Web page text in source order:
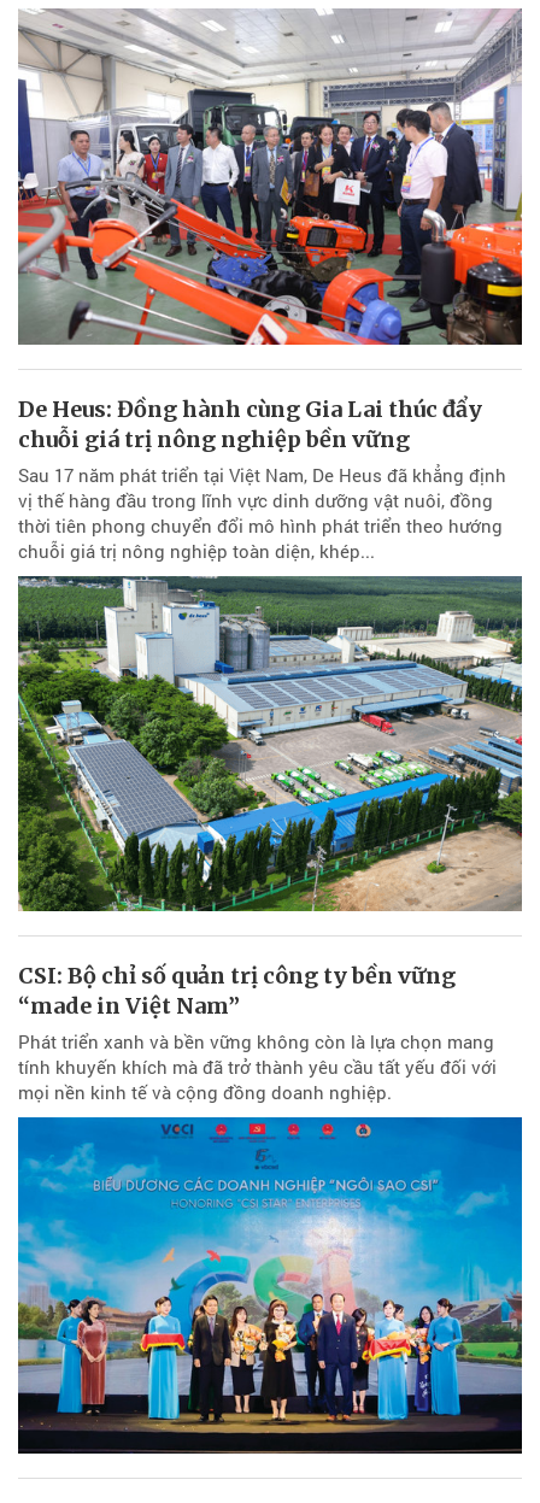
De Heus: Đồng hành cùng Gia Lai thúc đẩy
chuỗi giá trị nông nghiệp bền vững
Sau 17 năm phát triển tại Việt Nam, De Heus đã khẳng định
vị thế hàng đầu trong lĩnh vực dinh dưỡng vật nuôi, đồng
thời tiên phong chuyển đổi mô hình phát triển theo hướng
chuỗi giá trị nông nghiệp toàn diện, khép...
CSI: Bộ chỉ số quản trị công ty bền vững
“made in Việt Nam”
Phát triển xanh và bền vững không còn là lựa chọn mang
tính khuyến khích mà đã trở thành yêu cầu tất yếu đối với
mọi nền kinh tế và cộng đồng doanh nghiệp.